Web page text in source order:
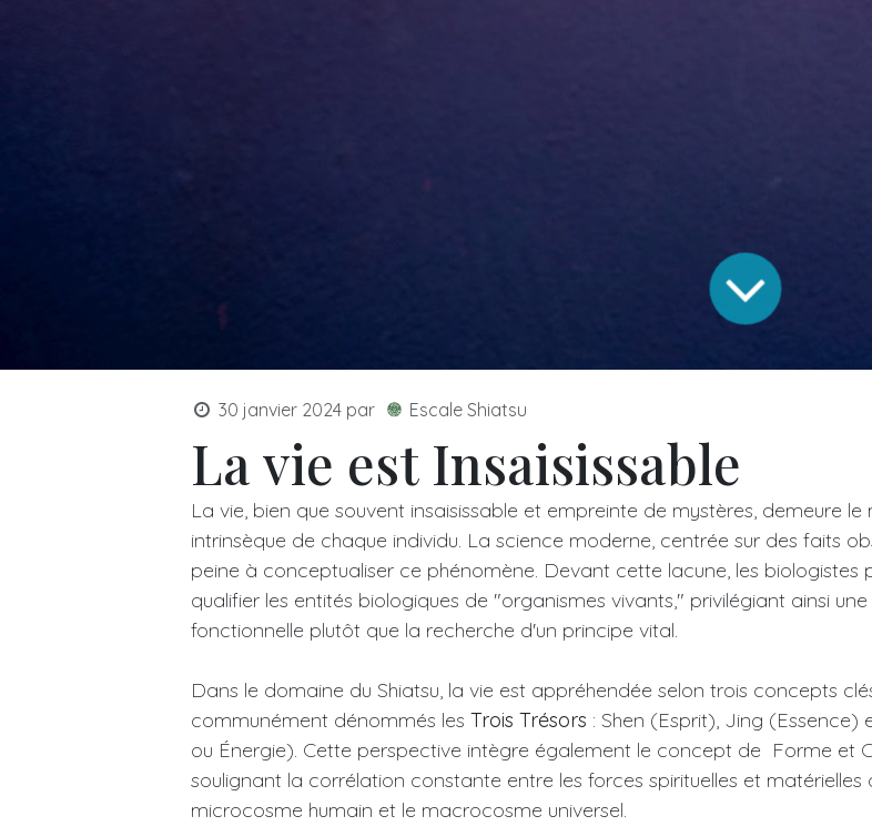
30 janvier 2024 par Escale Shiatsu
La vie est Insaisissable
La vie, bien que souvent insaisissable et empreinte de mystères, demeure le
intrinsèque de chaque individu. La science moderne, centrée sur des faits
peine à conceptualiser ce phénomène. Devant cette lacune, les biologistes
qualifier les entités biologiques de "organismes vivants," privilégiant ainsi
fonctionnelle plutôt que la recherche d'un principe vital.
Dans le domaine du Shiatsu, la vie est appréhendée selon trois concepts
communément dénommés les Trois Trésors : Shen (Esprit), Jing (Essence)
ou Énergie). Cette perspective intègre également le concept de Forme et
soulignant la corrélation constante entre les forces spirituelles et matérielles
microcosme humain et le macrocosme universel.